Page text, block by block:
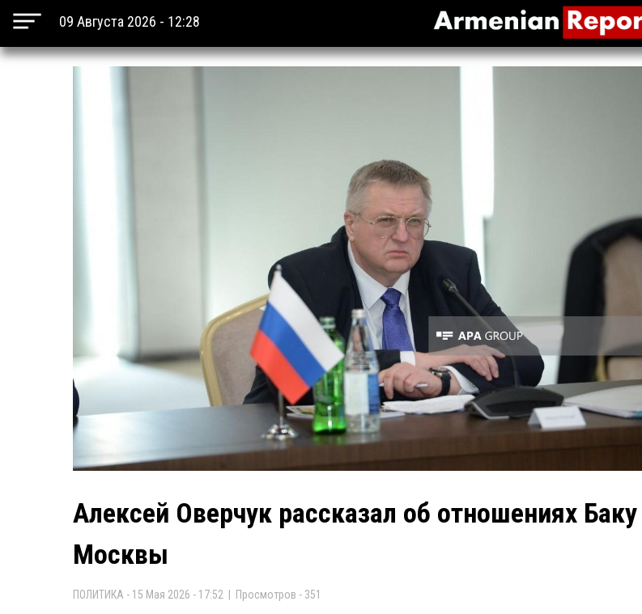
09 Августа 2026 - 12:28
Алексей Оверчук рассказал об отношениях
Москвы
ПОЛИТИКА - 15 Мая 2026 - 17:52 | Просмотров - 351